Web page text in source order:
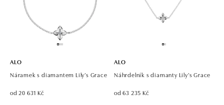
ALO
Náramek s diamantem Lily’s Grace
od 20 631 Kč
ALO
Náhrdelník s diamanty Lily’s Grace
od 63 235 Kč